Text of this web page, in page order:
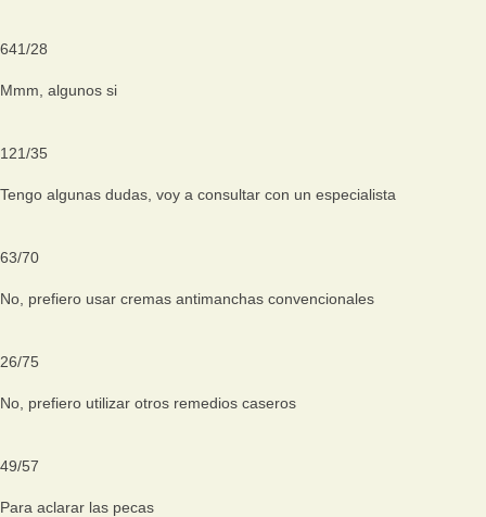
641/28
Mmm, algunos si
121/35
Tengo algunas dudas, voy a consultar con un especialista
63/70
No, prefiero usar cremas antimanchas convencionales
26/75
No, prefiero utilizar otros remedios caseros
49/57
Para aclarar las pecas